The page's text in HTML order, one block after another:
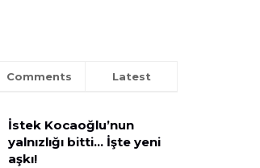
Comments Latest
İstek Kocaoğlu’nun
yalnızlığı bitti… İşte yeni
aşkı!